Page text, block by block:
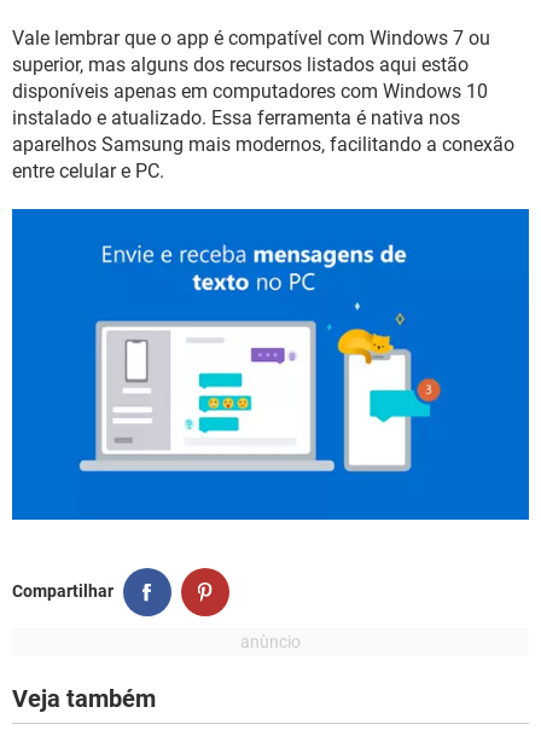
Vale lembrar que o app é compatível com Windows 7 ou
superior, mas alguns dos recursos listados aqui estão
disponíveis apenas em computadores com Windows 10
instalado e atualizado. Essa ferramenta é nativa nos
aparelhos Samsung mais modernos, facilitando a conexão
entre celular e PC.
Compartilhar
Veja também